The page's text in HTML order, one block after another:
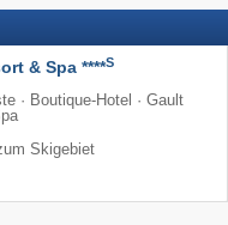
& Spa ****S
· Boutique-Hotel · Gault
Skigebiet